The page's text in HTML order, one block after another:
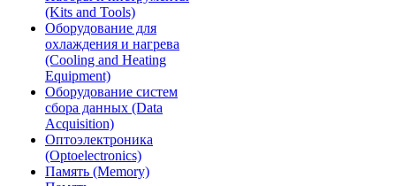
(Kits and Tools)
Оборудование для
охлаждения и нагрева
(Cooling and Heating
Equipment)
Оборудование систем
сбора данных (Data
Acquisition)
Оптоэлектроника
(Optoelectronics)
Память (Memory)